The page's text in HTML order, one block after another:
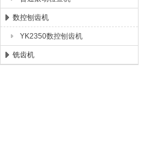
数控刨齿机
YK2350数控刨齿机
铣齿机